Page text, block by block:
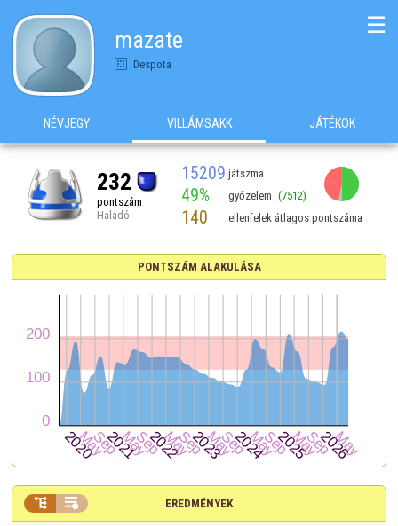
mazate
Despota
☰
NÉVJEGY VILLÁMSAKK JÁTÉKOK
232
pontszám
Haladó
15209 játszma
49% győzelem (7512)
140 ellenfelek átlagos pontszáma
PONTSZÁM ALAKULÁSA
EREDMÉNYEK
 